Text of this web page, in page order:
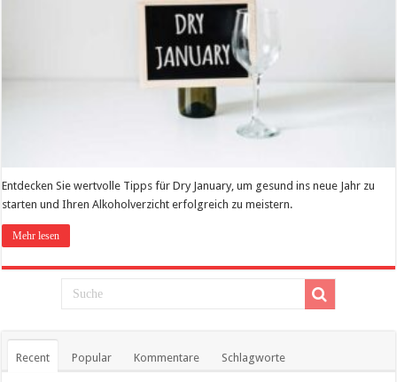
Entdecken Sie wertvolle Tipps für Dry January, um gesund ins neue Jahr zu
starten und Ihren Alkoholverzicht erfolgreich zu meistern.
Mehr lesen
Recent Popular Kommentare Schlagworte